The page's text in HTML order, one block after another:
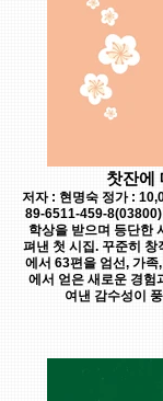
찻잔에
저자 : 현명숙 정가 :
89-6511-459-
학상을 받으며 등단한
펴낸 첫 시집. 꾸준히 창
에서 63편을 엄선, 가족
에서 얻은 새로운 경험
여낸 감수성이